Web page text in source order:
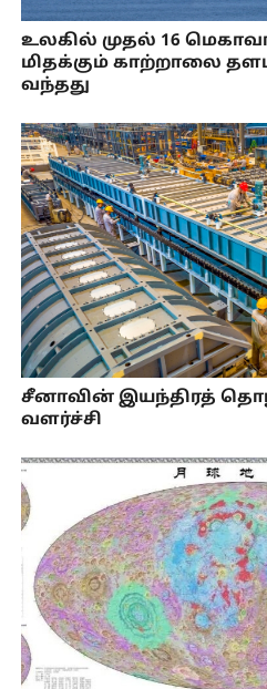
உலகில் முதல் 16
மிதக்கும் காற்றாலை
வந்தது
சீனாவின் இயந்திரத்
வளர்ச்சி